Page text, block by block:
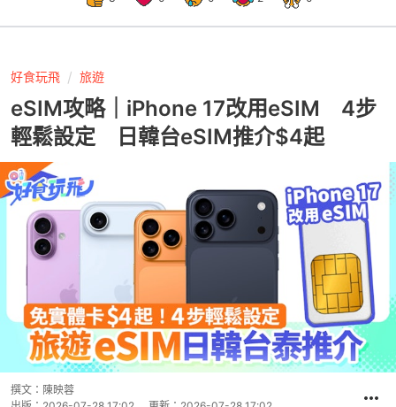
好食玩飛 旅遊
eSIM攻略｜iPhone 17改用eSIM 4步
輕鬆設定 日韓台eSIM推介$4起
撰文： 陳映蓉